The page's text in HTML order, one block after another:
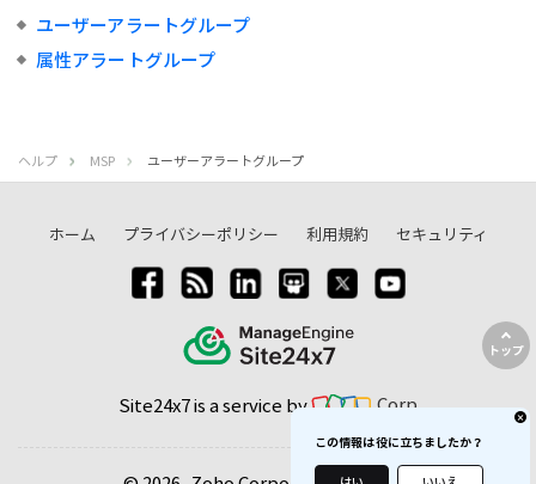
ユーザーアラートグループ
属性アラートグループ
この情報は役に立ちましたか？
トップ
ヘルプ MSP ユーザーアラートグループ
Site24x7 is a service by Corp
ホーム プライバシーポリシー 利用規約 セキュリティ